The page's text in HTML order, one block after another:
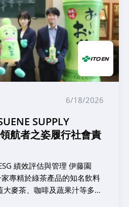
條龍（End-to-End）實力，
案不僅顯著提升了實體空間的
了人們工作與學習的傳統模
新月異與線上溝通的全面普
致的品質與高可靠度，全面驅
。 Pure AV 將脫碳管理視為企
之重，旨在為客戶、在地社群
掌握自身的環境足跡，並具備
能力。特別是為了因應英國
通告 PPN 06/21》中所明文
準的溫室氣體盤查量測與減
司維持營運連續性與核心市
關鍵。 然而，在推進脫碳
峻的挑戰仍橫亙在前方。其中
建構起一套完善的組織架
6/18/2026
SUPPLY
航者之姿履行社會責
績效評估與管理 伊藤園
家專精於綠茶產品的知名飲料
麥茶、咖啡及蔬果汁等多元